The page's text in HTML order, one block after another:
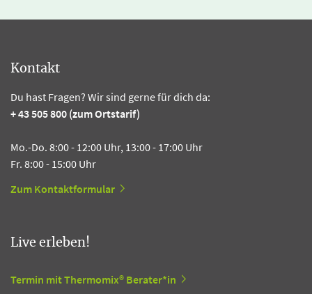
Kontakt
Du hast Fragen? Wir sind gerne für dich da:
+ 43 505 800 (zum Ortstarif)
Mo.-Do. 8:00 - 12:00 Uhr, 13:00 - 17:00 Uhr
Fr. 8:00 - 15:00 Uhr
Zum Kontaktformular
Live erleben!
Termin mit Thermomix® Berater*in